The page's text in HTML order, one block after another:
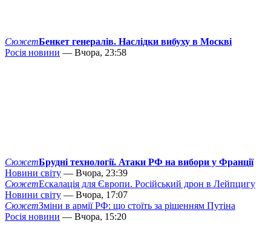
СюжетБенкет генералів. Наслідки вибуху в Москві
Росія новини — Вчора, 23:58
СюжетБрудні технології. Атаки РФ на вибори у Франції
Новини світу — Вчора, 23:39
СюжетЕскалація для Європи. Російський дрон в Лейпцигу
Новини світу — Вчора, 17:07
СюжетЗміни в армії РФ: що стоїть за рішенням Путіна
Росія новини — Вчора, 15:20